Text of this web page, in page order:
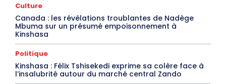
Culture
Canada : les révélations troublantes de Nadège
Mbuma sur un présumé empoisonnement à
Kinshasa
Politique
Kinshasa : Félix Tshisekedi exprime sa colère face à
l’insalubrité autour du marché central Zando